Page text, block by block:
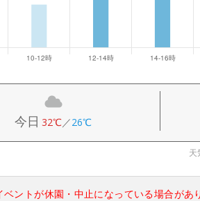
今日 32℃／26℃
天
ントが休園・中止になっている場合があ